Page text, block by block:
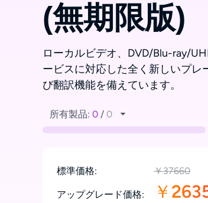
(無期限版)
ローカルビデオ、DVD/Blu-ray/
ービスに対応した全く新しいプレ
び翻訳機能を備えています。
所有製品: 0 / 0
標準価格: ￥37660
アップグレード価格: ￥